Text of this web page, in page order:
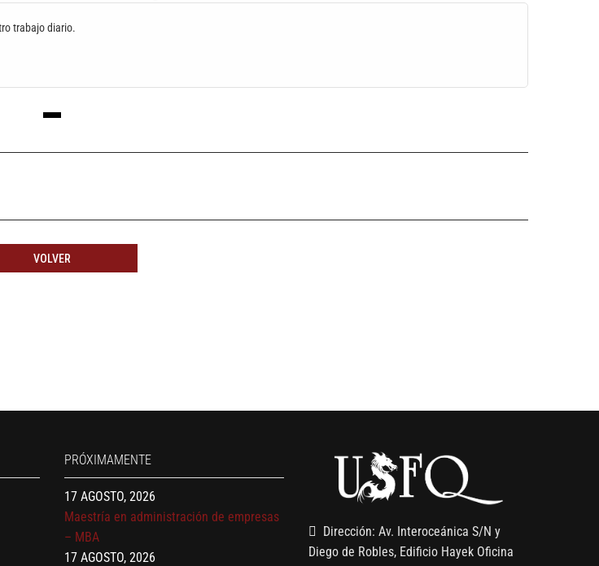
trabajo diario.
VOLVER
PRÓXIMAMENTE
13 AGOSTO, 2026
17 AGOSTO, 2026
Gerencia de empresas familiares
17 AGOSTO, 2026
Maestría en administración de empresas
– MBA
17 AGOSTO, 2026
Dirección: Av. Interoceánica S/N y
Diego de Robles, Edificio Hayek Oficina